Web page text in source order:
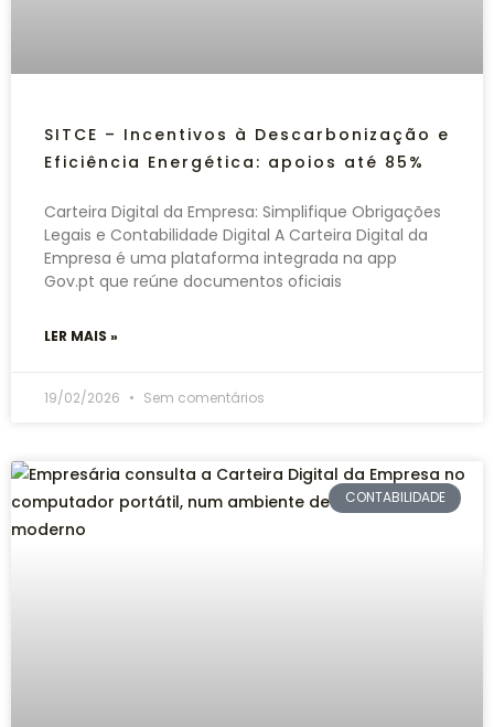
SITCE – Incentivos à Descarbonização e
Eficiência Energética: apoios até 85%
Carteira Digital da Empresa: Simplifique Obrigações
Legais e Contabilidade Digital A Carteira Digital da
Empresa é uma plataforma integrada na app
Gov.pt que reúne documentos oficiais
LER MAIS »
19/02/2026 Sem comentários
CONTABILIDADE